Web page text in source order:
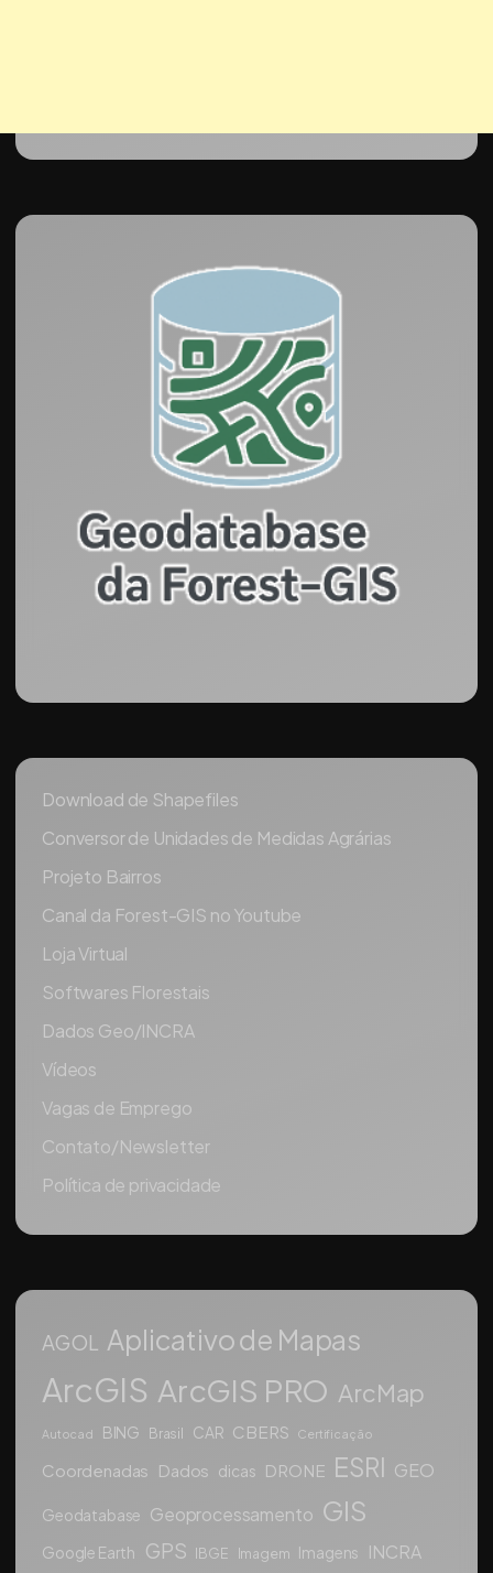
Download de Shapefiles
Conversor de Unidades de Medidas Agrárias
Projeto Bairros
Canal da Forest-GIS no Youtube
Loja Virtual
Softwares Florestais
Dados Geo/INCRA
Vídeos
Vagas de Emprego
Contato/Newsletter
Política de privacidade
AGOL Aplicativo de Mapas
ArcGIS ArcGIS PRO ArcMap
Autocad BING Brasil CAR CBERS Certificação
Coordenadas Dados dicas DRONE ESRI GEO
Geodatabase Geoprocessamento GIS
Google Earth GPS IBGE Imagem Imagens
INCRA